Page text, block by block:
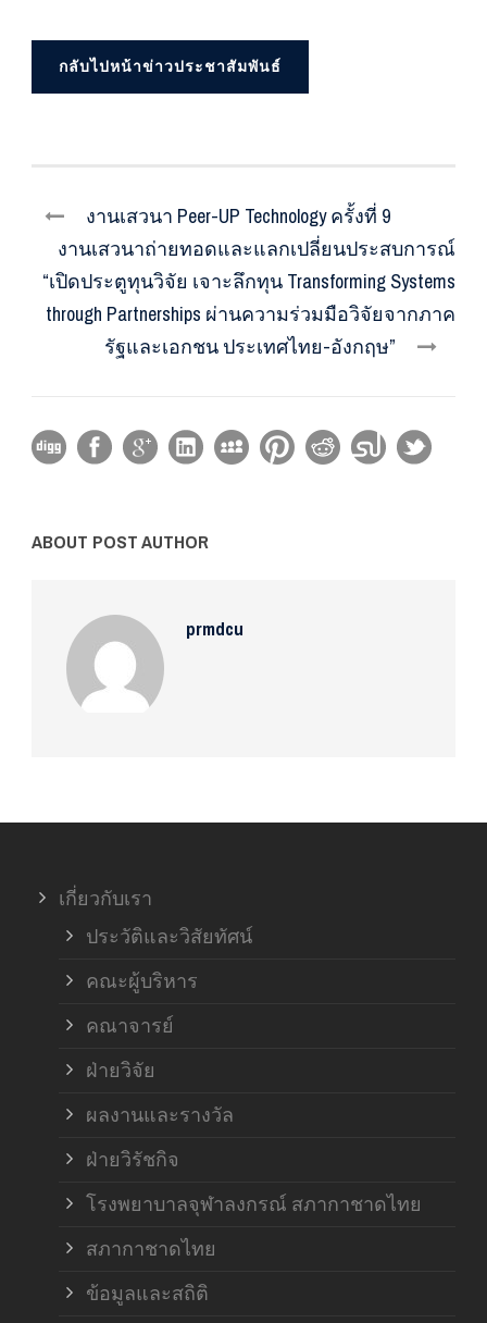
กลับไปหน้าข่าวประชาสัมพันธ์
งานเสวนา Peer-UP Technology ครั้งที่ 9
งานเสวนาถ่ายทอดและแลกเปลี่ยนประสบการณ์
“เปิดประตูทุนวิจัย เจาะลึกทุน Transforming Systems
through Partnerships ผ่านความร่วมมือวิจัยจากภาค
รัฐและเอกชน ประเทศไทย-อังกฤษ”
ABOUT POST AUTHOR
prmdcu
เกี่ยวกับเรา
ประวัติและวิสัยทัศน์
คณะผู้บริหาร
คณาจารย์
ฝ่ายวิจัย
ผลงานและรางวัล
ฝ่ายวิรัชกิจ
โรงพยาบาลจุฬาลงกรณ์ สภากาชาดไทย
สภากาชาดไทย
ข้อมูลและสถิติ